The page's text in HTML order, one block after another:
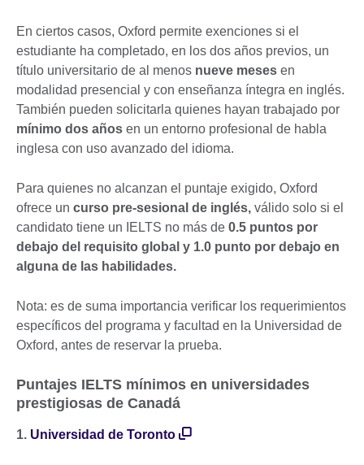
En ciertos casos, Oxford permite exenciones si el
estudiante ha completado, en los dos años previos, un
título universitario de al menos nueve meses en
modalidad presencial y con enseñanza íntegra en inglés.
También pueden solicitarla quienes hayan trabajado por
mínimo dos años en un entorno profesional de habla
inglesa con uso avanzado del idioma.
Para quienes no alcanzan el puntaje exigido, Oxford
ofrece un curso pre-sesional de inglés, válido solo si el
candidato tiene un IELTS no más de 0.5 puntos por
debajo del requisito global y 1.0 punto por debajo en
alguna de las habilidades.
Nota: es de suma importancia verificar los requerimientos
específicos del programa y facultad en la Universidad de
Oxford, antes de reservar la prueba.
Puntajes IELTS mínimos en universidades
prestigiosas de Canadá
1. Universidad de Toronto